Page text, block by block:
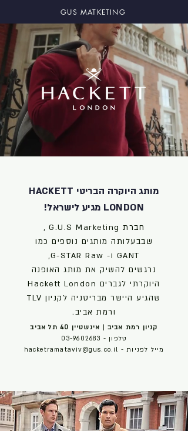
GUS MATKETING
מותג היוקרה הבריטי HACKETT
LONDON מגיע לישראל!
חברת G.U.S Marketing ,
שבבעלותה מותגים נוספים כמו
GANT ו- G-STAR Raw,
נרגשים להשיק את מותג האופנה
היוקרתי לגברים Hackett London
שהגיע היישר מבריטניה לקניון TLV
ורמת אביב.
קניון רמת אביב | אינשטיין 40 תל אביב
טלפון - 03-9602683
מייל לפניות - hacketramataviv@gus.co.il